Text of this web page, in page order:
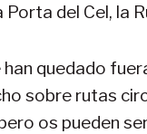
del Cel, la
quedado
sobre rutas
os pueden